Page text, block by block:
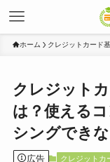
ホーム クレジットカード
クレジット
は？使える
シングでき
広告 クレジットカ